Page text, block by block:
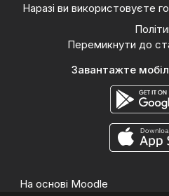
Наразі ви використовуєте
Перемикнути до
Завантажте
На основі Moodle